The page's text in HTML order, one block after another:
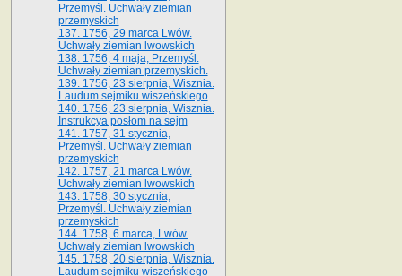
Przemyśl. Uchwały ziemian
przemyskich
137. 1756, 29 marca Lwów.
Uchwały ziemian lwowskich
138. 1756, 4 maja, Przemyśl.
Uchwały ziemian przemyskich.
139. 1756, 23 sierpnia, Wisznia.
Laudum sejmiku wiszeńskiego
140. 1756, 23 sierpnia, Wisznia.
Instrukcya posłom na sejm
141. 1757, 31 stycznia,
Przemyśl. Uchwały ziemian
przemyskich
142. 1757, 21 marca Lwów.
Uchwały ziemian lwowskich
143. 1758, 30 stycznia,
Przemyśl. Uchwały ziemian
przemyskich
144. 1758, 6 marca, Lwów.
Uchwały ziemian lwowskich
145. 1758, 20 sierpnia, Wisznia.
Laudum sejmiku wiszeńskiego